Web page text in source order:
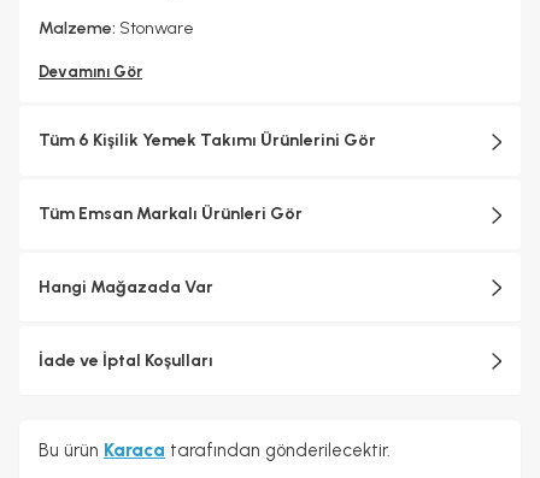
Malzeme: Stonware
Devamını Gör
Tüm 6 Kişilik Yemek Takımı Ürünlerini Gör
Tüm Emsan Markalı Ürünleri Gör
Hangi Mağazada Var
İade ve İptal Koşulları
Bu ürün Karaca tarafından gönderilecektir.